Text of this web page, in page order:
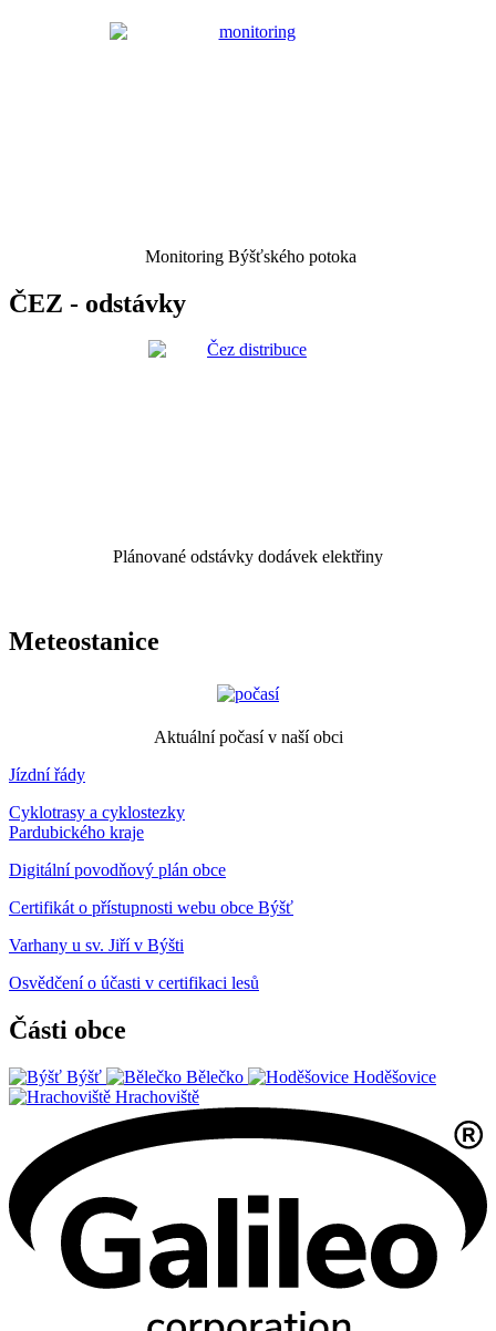
Monitoring Býšťského potoka
ČEZ - odstávky
Plánované odstávky dodávek elektřiny
Meteostanice
Aktuální počasí v naší obci
Jízdní řády
Cyklotrasy a cyklostezky
Pardubického kraje
Digitální povodňový plán obce
Certifikát o přístupnosti webu obce Býšť
Varhany u sv. Jiří v Býšti
Osvědčení o účasti v certifikaci lesů
Části obce
Býšť Bělečko
Hoděšovice
Hrachoviště